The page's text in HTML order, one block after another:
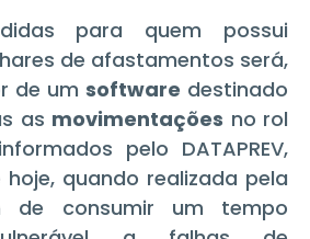
para quem possui
de afastamentos será,
de um software destinado
as movimentações no rol
pelo DATAPREV,
hoje, quando realizada pela
de consumir um tempo